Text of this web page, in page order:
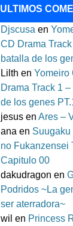
ULTIMOS
Djscusa en
CD Drama
batalla de los
Lilth enYomeiro
Drama Track 1
de los genes
jesus enAres –
ana en Suugaku
no Fukanzensei
Capitulo 00
dakudragon en
Podridos ~La
ser aterradora~
wil en Princess